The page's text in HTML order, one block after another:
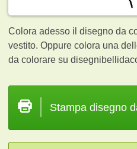
Colora adesso il disegno da
vestito. Oppure colora una
da colorare su
Stampa disegno